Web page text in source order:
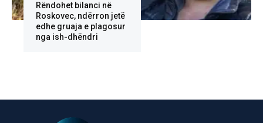
Rëndohet bilanci në
Roskovec, ndërron jetë
edhe gruaja e plagosur
nga ish-dhëndri